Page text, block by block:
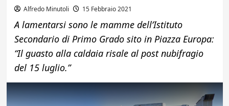
Alfredo Minutoli 15 Febbraio 2021
A lamentarsi sono le mamme dell’Istituto
Secondario di Primo Grado sito in Piazza Europa:
“Il guasto alla caldaia risale al post nubifragio
del 15 luglio.”